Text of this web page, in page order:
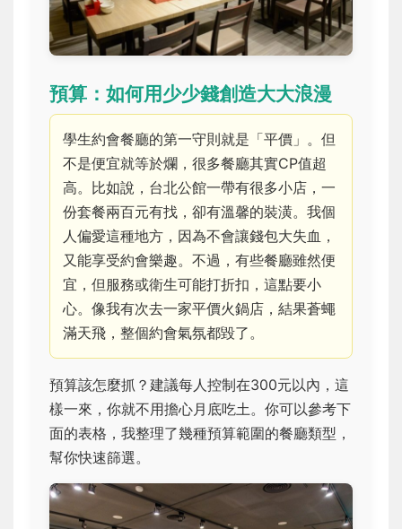
預算：如何用少少錢創造大大浪漫
學生約會餐廳的第一守則就是「平價」。但
不是便宜就等於爛，很多餐廳其實CP值超
高。比如說，台北公館一帶有很多小店，一
份套餐兩百元有找，卻有溫馨的裝潢。我個
人偏愛這種地方，因為不會讓錢包大失血，
又能享受約會樂趣。不過，有些餐廳雖然便
宜，但服務或衛生可能打折扣，這點要小
心。像我有次去一家平價火鍋店，結果蒼蠅
滿天飛，整個約會氣氛都毀了。
預算該怎麼抓？建議每人控制在300元以內，這
樣一來，你就不用擔心月底吃土。你可以參考下
面的表格，我整理了幾種預算範圍的餐廳類型，
幫你快速篩選。